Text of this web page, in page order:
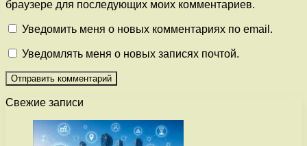
браузере для последующих моих комментариев.
Уведомить меня о новых комментариях по email.
Уведомлять меня о новых записях почтой.
Свежие записи